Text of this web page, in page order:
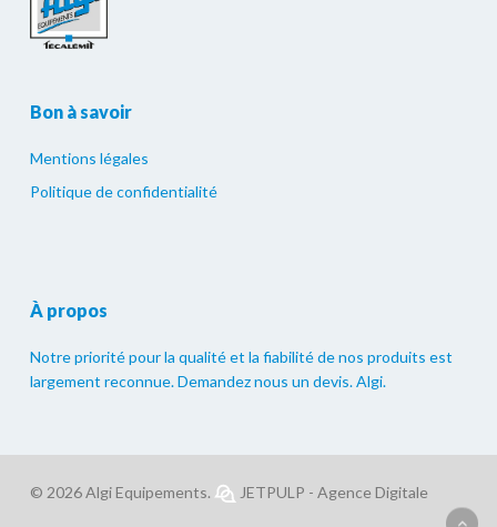
Bon à savoir
Mentions légales
Politique de confidentialité
À propos
Notre priorité pour la qualité et la fiabilité de nos produits est
largement reconnue. Demandez nous un devis. Algi.
© 2026 Algi Equipements. JETPULP - Agence Digitale